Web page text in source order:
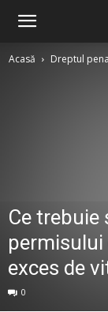
Acasă Dreptul
Ce trebuie
permisului
exces de
0